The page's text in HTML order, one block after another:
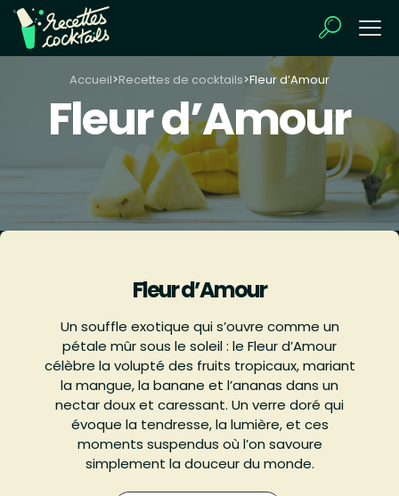
Accueil>Recettes de cocktails>Fleur d’Amour
Fleur d’Amour
Fleur d’Amour
Un souffle exotique qui s’ouvre comme un
pétale mûr sous le soleil : le Fleur d’Amour
célèbre la volupté des fruits tropicaux, mariant
la mangue, la banane et l’ananas dans un
nectar doux et caressant. Un verre doré qui
évoque la tendresse, la lumière, et ces
moments suspendus où l’on savoure
simplement la douceur du monde.